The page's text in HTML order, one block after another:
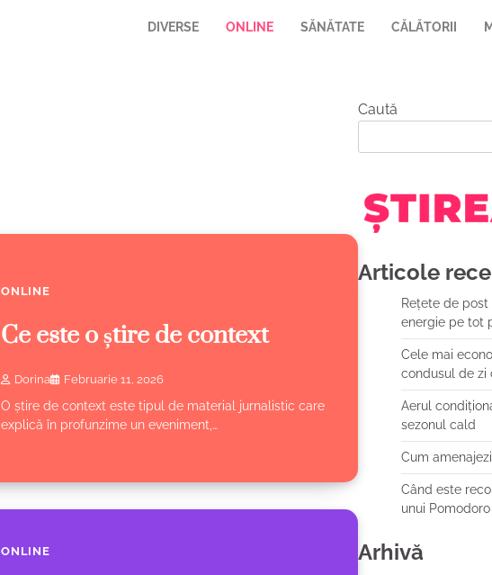
DIVERSE ONLINE SĂNĂTATE CĂLĂTORII
ONLINE
Ce este o știre de context
Dorina Februarie 11, 2026
O știre de context este tipul de material jurnalistic care
explică în profunzime un eveniment,…
ONLINE
Caută
Articole
Rețete de
energie pe tot
Cele mai
condusul de zi
Aerul
sezonul cald
Cum
Când este
unui Pomodoro
Arhivă